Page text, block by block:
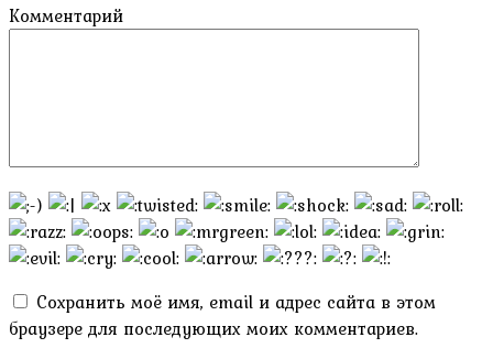
Комментарий
Сохранить моё имя, email и адрес сайта в этом
браузере для последующих моих комментариев.